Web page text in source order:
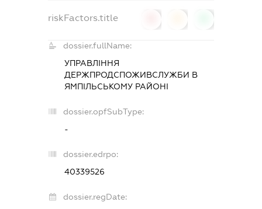
riskFactors.title
dossier.fullName:
УПРАВЛІННЯ
ДЕРЖПРОДСПОЖИВСЛУЖБИ В
ЯМПІЛЬСЬКОМУ РАЙОНІ
dossier.opfSubType:
-
dossier.edrpo:
40339526
dossier.regDate: